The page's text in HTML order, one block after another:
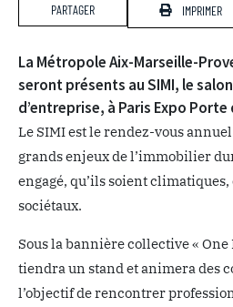
PARTAGER IMPRIMER
La Métropole Aix-Marseille-
seront présents au SIMI, le
d’entreprise, à Paris Expo Porte
Le SIMI est le rendez-vous
grands enjeux de l’immobilier
engagé, qu’ils soient
sociétaux.
Sous la bannière collective «
tiendra un stand et animera des
l’objectif de rencontrer